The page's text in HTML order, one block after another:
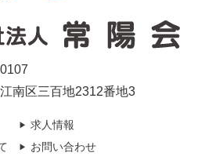
南区三百地2312番地3
求人情報
お問い合わせ